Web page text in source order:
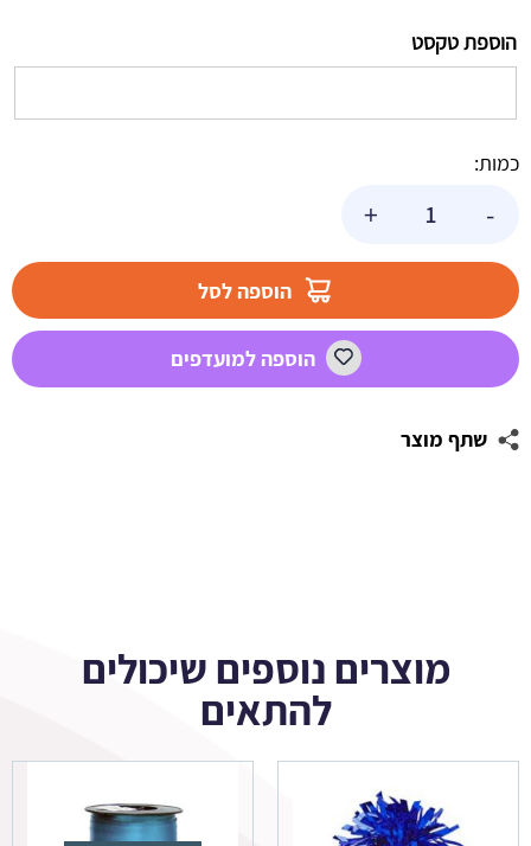
הוספת טקסט
כמות:
-
אימוג'י
+
הוספה לסל
הוספה למועדפים
שתף מוצר
מוצרים נוספים שיכולים
להתאים